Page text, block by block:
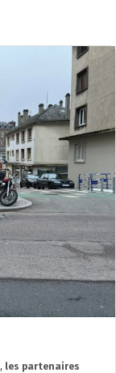
, les partenaires